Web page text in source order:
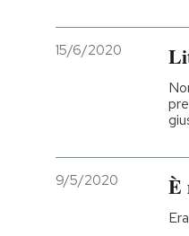
15/6/2020
9/5/2020 È